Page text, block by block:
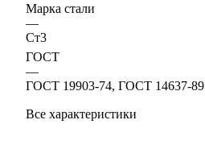
Марка стали
—
Ст3
ГОСТ
—
ГОСТ 19903-74, ГОСТ 14637-89
Все характеристики